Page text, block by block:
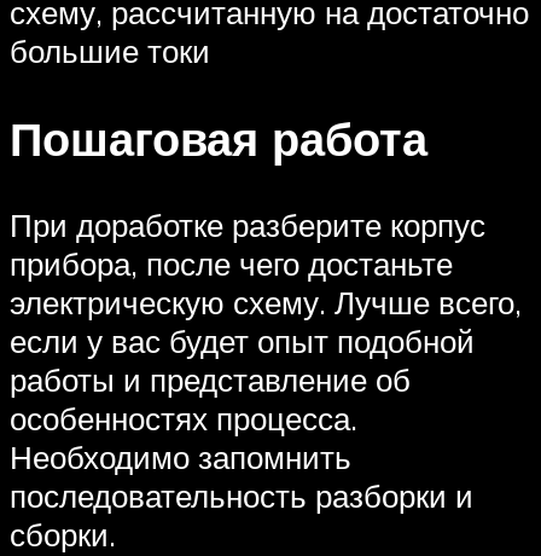
схему, рассчитанную на достаточно
большие токи
Пошаговая работа
При доработке разберите корпус
прибора, после чего достаньте
электрическую схему. Лучше всего,
если у вас будет опыт подобной
работы и представление об
особенностях процесса.
Необходимо запомнить
последовательность разборки и
сборки.